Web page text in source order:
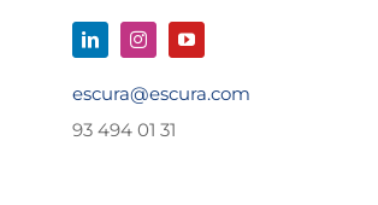
escura@escura.com
93 494 01 31